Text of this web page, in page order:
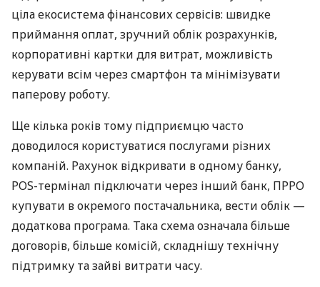
ціла екосистема фінансових сервісів: швидке
приймання оплат, зручний облік розрахунків,
корпоративні картки для витрат, можливість
керувати всім через смартфон та мінімізувати
паперову роботу.
Ще кілька років тому підприємцю часто
доводилося користуватися послугами різних
компаній. Рахунок відкривати в одному банку,
POS-термінал підключати через інший банк, ПРРО
купувати в окремого постачальника, вести облік —
додаткова програма. Така схема означала більше
договорів, більше комісій, складнішу технічну
підтримку та зайві витрати часу.